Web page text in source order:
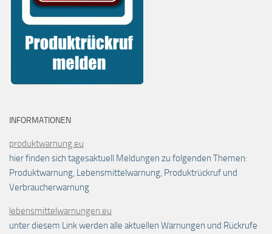
INFORMATIONEN
produktwarnung.eu
hier finden sich tagesaktuell Meldungen zu folgenden Themen:
Produktwarnung, Lebensmittelwarnung, Produktrückruf und
Verbraucherwarnung
lebensmittelwarnungen.eu
unter diesem Link werden alle aktuellen Warnungen und Rückrufe